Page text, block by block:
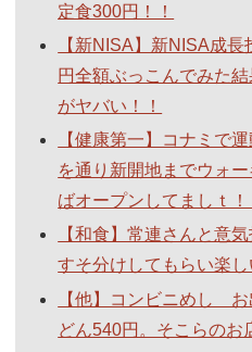
定食300円！！
【新NISA】新NISA成
円全額ぶっこんでみた
がヤバい！！
【健康第一】コナミで
を通り新開地までウォ
ばオープンしてましｔ
【和食】常連さんと意
すそ分けしてもらい楽
【他】コンビニめし
どん540円。そこらのお